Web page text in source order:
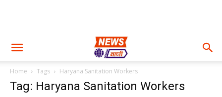
Home Tags Haryana Sanitation Workers
Tag: Haryana Sanitation Workers